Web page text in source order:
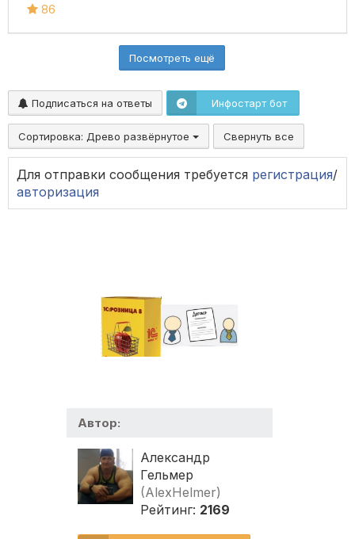
86
Посмотреть ещё
Подписаться на ответы Инфостарт бот
Сортировка: Древо развёрнутое Свернуть все
Для отправки сообщения требуется регистрация/
авторизация
Автор:
Александр
Гельмер
(AlexHelmer)
Рейтинг: 2169